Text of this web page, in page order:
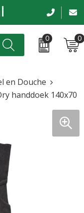
0 0
en Douche
handdoek 140x70